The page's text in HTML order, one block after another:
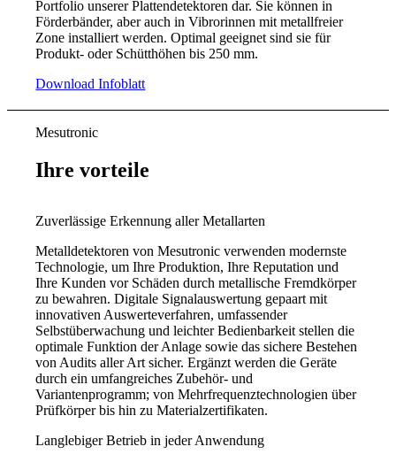
Portfolio unserer Plattendetektoren dar. Sie können in
Förderbänder, aber auch in Vibrorinnen mit metallfreier
Zone installiert werden. Optimal geeignet sind sie für
Produkt- oder Schütthöhen bis 250 mm.
Download Infoblatt
Mesutronic
Ihre vorteile
Zuverlässige Erkennung aller Metallarten
Metalldetektoren von Mesutronic verwenden modernste
Technologie, um Ihre Produktion, Ihre Reputation und
Ihre Kunden vor Schäden durch metallische Fremdkörper
zu bewahren. Digitale Signalauswertung gepaart mit
innovativen Auswerteverfahren, umfassender
Selbstüberwachung und leichter Bedienbarkeit stellen die
optimale Funktion der Anlage sowie das sichere Bestehen
von Audits aller Art sicher. Ergänzt werden die Geräte
durch ein umfangreiches Zubehör- und
Variantenprogramm; von Mehrfrequenztechnologien über
Prüfkörper bis hin zu Materialzertifikaten.
Langlebiger Betrieb in jeder Anwendung